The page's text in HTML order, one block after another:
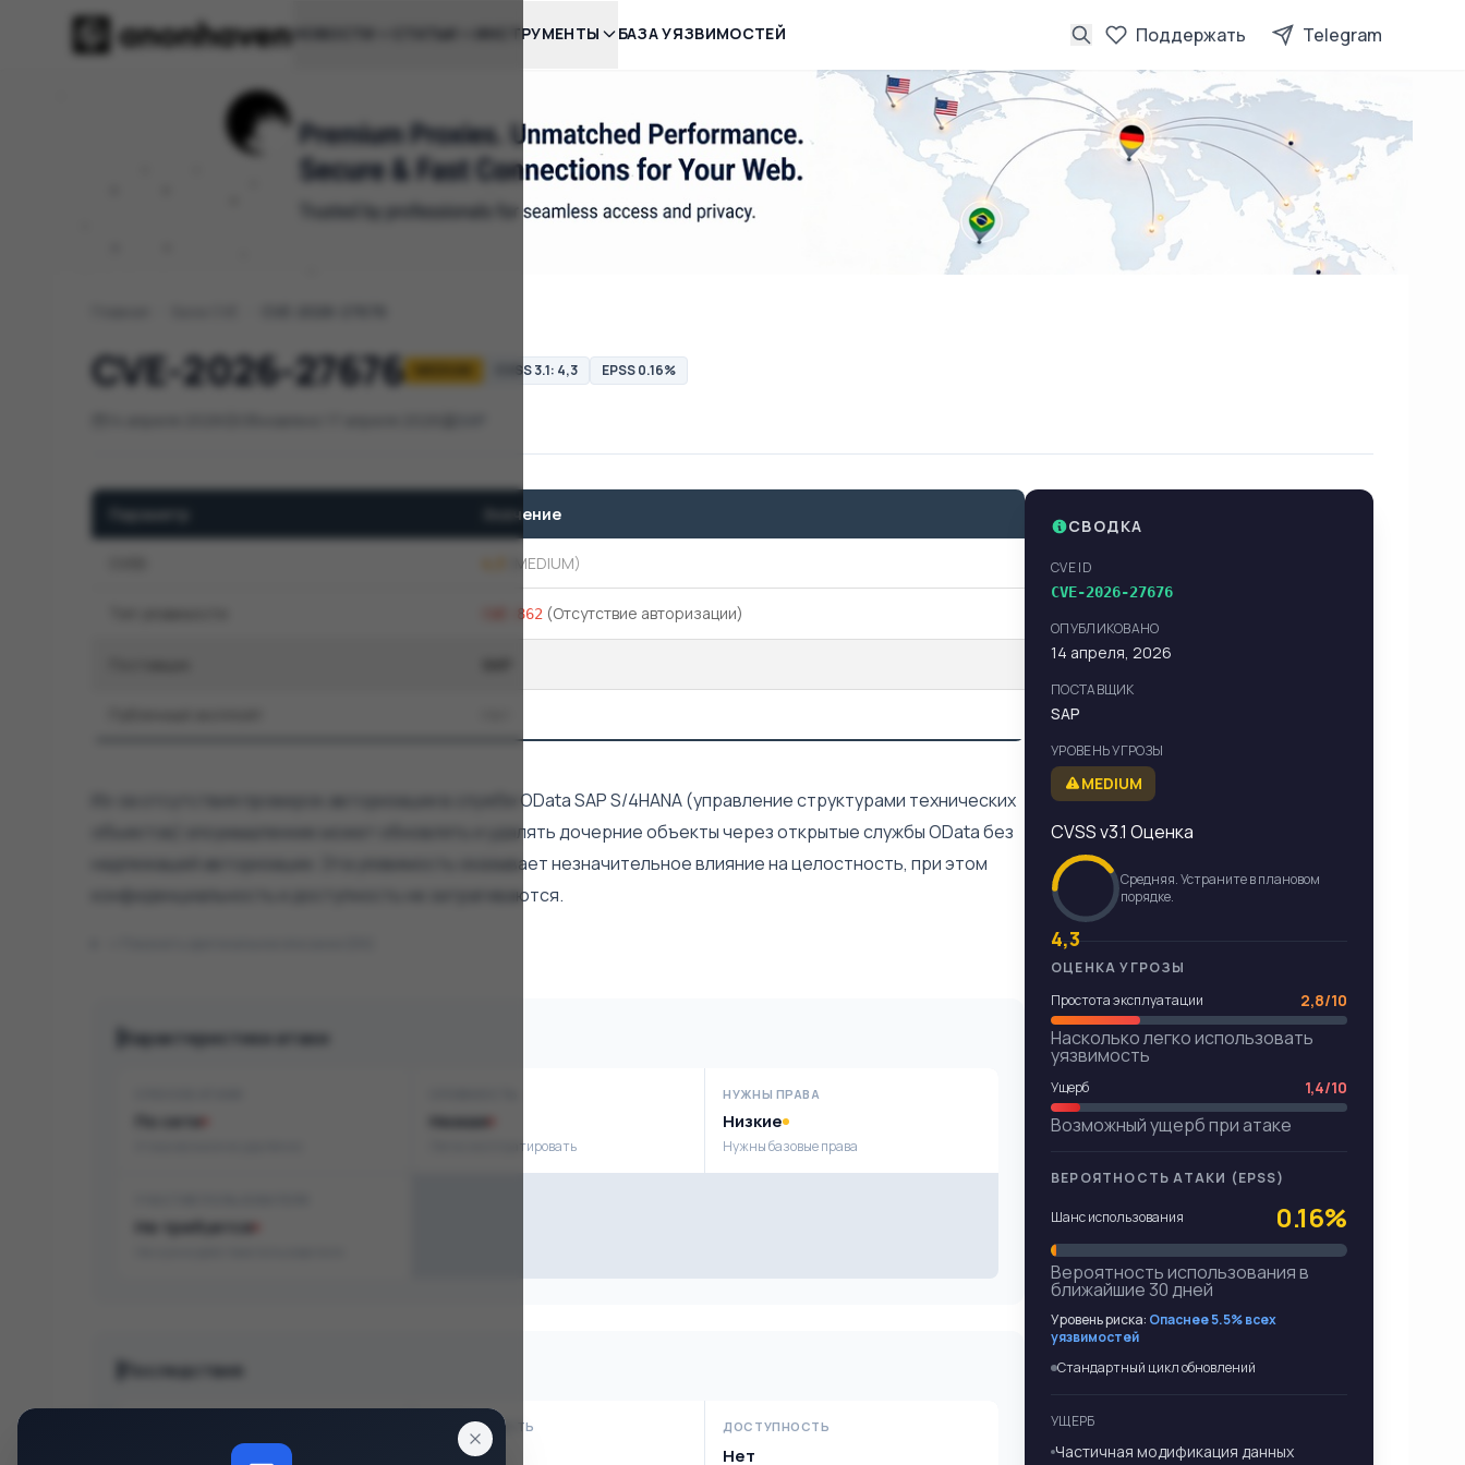
НОВОСТИ ИНСТРУМЕНТЫ БАЗА УЯЗВИМОСТЕЙ Поддержать Telegram
CVE-2026-27676 CVSS 3.1: 4,3 EPSS 0.16%
Параметр Значение
(MEDIUM)
CWE-862 (Отсутствие авторизации)
Из-за отсутствия проверок авторизации в службе OData SAP S/4HANA (управление структурами технических
объектов) злоумышленник может обновлять и удалять дочерние объекты через открытые службы OData без
надлежащей авторизации. Эта уязвимость оказывает незначительное влияние на целостность, при этом
конфиденциальность и доступность не затрагиваются.
Характеристики атаки
Низкая
Легко эксплуатировать
НУЖНЫ ПРАВА
Низкие
Нужны базовые права
Не требуется
Последствия
ЦЕЛОСТНОСТЬ
Низкое
ДОСТУПНОСТЬ
Нет
СВОДКА
CVE ID
CVE-2026-27676
ОПУБЛИКОВАНО
14 апреля, 2026
ПОСТАВЩИК
SAP
УРОВЕНЬ УГРОЗЫ
MEDIUM
CVSS v3.1 Оценка
4,3
Средняя. Устраните в плановом
порядке.
ОЦЕНКА УГРОЗЫ
Простота эксплуатации
2,8/10
Насколько легко использовать
уязвимость
Ущерб 1,4/10
Возможный ущерб при атаке
ВЕРОЯТНОСТЬ АТАКИ (EPSS)
Шанс использования 0.16%
Вероятность использования в
ближайшие 30 дней
Уровень риска: Опаснее 5.5% всех
уязвимостей
Стандартный цикл обновлений
УЩЕРБ
Частичная модификация данных